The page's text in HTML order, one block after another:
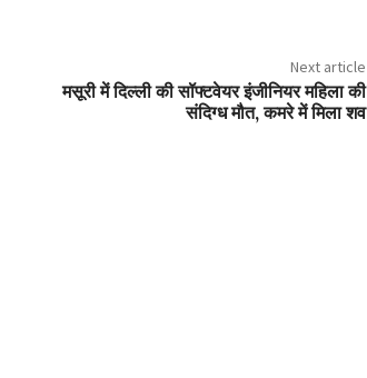
Next article
मसूरी में दिल्ली की सॉफ्टवेयर इंजीनियर महिला की
संदिग्ध मौत, कमरे में मिला शव